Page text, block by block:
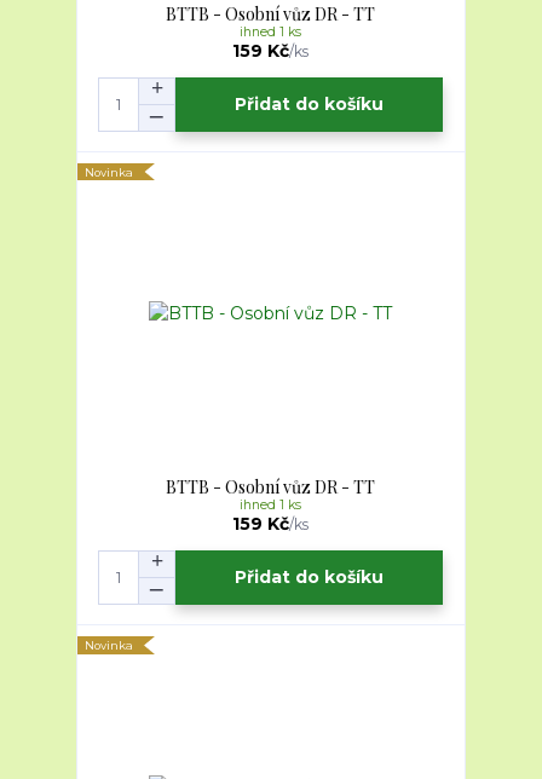
BTTB - Osobní vůz DR - TT
159 Kč/ks
ihned 1 ks
Přidat do košíku
Novinka
BTTB - Osobní vůz DR - TT
159 Kč/ks
ihned 1 ks
Přidat do košíku
Novinka